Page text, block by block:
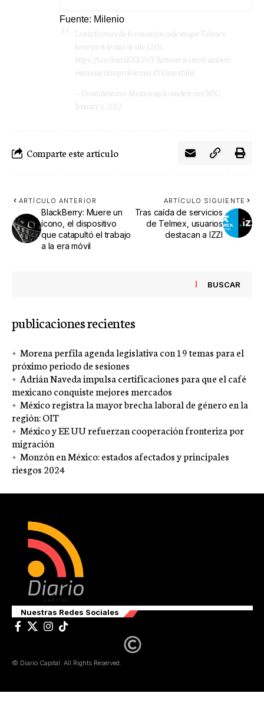
Fuente: Milenio
Los informes de los usuarios indican que Telmex
tiene problemas desde 12:01.
https://t.co/hwfsKKKPoY Retweet si usted también
está teniendo problemas #Telmexfalla
— Downdetector Mexico (@downdetectorMX)
January 5, 2022
Comparte este artículo
ARTÍCULO ANTERIOR
BlackBerry: Muere un
ícono, el dispositivo
que catapultó el trabajo
a la era móvil
ARTÍCULO SIGUIENTE
Tras caída de servicios
de Telmex, usuarios
destacan a IZZI
BUSCAR
publicaciones recientes
Morena perfila agenda legislativa con 19 temas para el
próximo periodo de sesiones
Adrián Naveda impulsa certificaciones para que el café
mexicano conquiste mejores mercados
México registra la mayor brecha laboral de género en la
región: OIT
México y EE UU refuerzan cooperación fronteriza por
migración
Monzón en México: estados afectados y principales
riesgos 2024
Nuestras Redes Sociales
© Diario Capital. All Rights Reserved.